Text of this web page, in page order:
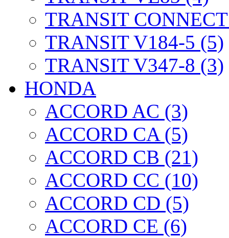
TRANSIT
TRANSIT V184-5 (5)
TRANSIT V347-8 (3)
HONDA
ACCORD AC (3)
ACCORD CA (5)
ACCORD CB (21)
ACCORD CC (10)
ACCORD CD (5)
ACCORD CE (6)